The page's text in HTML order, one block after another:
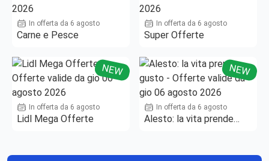
In offerta da 6 agosto
Carne e Pesce
In offerta da 6 agosto
Super Offerte
NEW
In offerta da 6 agosto
Lidl Mega Offerte
NEW
In offerta da 6 agosto
Alesto: la vita prende